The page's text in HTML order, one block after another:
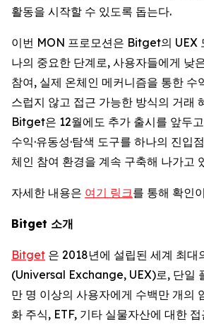
활동을 시작할 수 있도록 돕는다.
이번 MON 프로모션은 Bitget의 UEX
나의 중요한 단계로, 사용자들에게 낮
참여, 실제 온체인 메커니즘을 통한 수
스럽지 않고 접근 가능한 방식의 거래
Bitget은 12월에도 추가 출시를 앞두
수익·유동성·탐색 도구를 하나의 진입
체인 참여 환경을 계속 구축해 나가고
자세한 내용은 여기 링크를 통해 확인
Bitget 소개
Bitget 은 2018년에 설립된 세계 최대
(Universal Exchange, UEX)로, 단일
만 명 이상의 사용자에게 수백만 개의
화 주식, ETF, 기타 실물자산에 대한